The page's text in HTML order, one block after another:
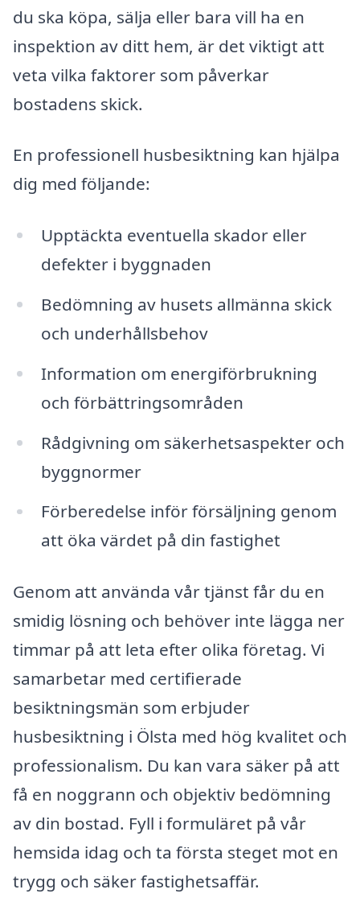
du ska köpa, sälja eller bara vill ha en
inspektion av ditt hem, är det viktigt att
veta vilka faktorer som påverkar
bostadens skick.
En professionell husbesiktning kan hjälpa
dig med följande:
Upptäckta eventuella skador eller
defekter i byggnaden
Bedömning av husets allmänna skick
och underhållsbehov
Information om energiförbrukning
och förbättringsområden
Rådgivning om säkerhetsaspekter och
byggnormer
Förberedelse inför försäljning genom
att öka värdet på din fastighet
Genom att använda vår tjänst får du en
smidig lösning och behöver inte lägga ner
timmar på att leta efter olika företag. Vi
samarbetar med certifierade
besiktningsmän som erbjuder
husbesiktning i Ölsta med hög kvalitet och
professionalism. Du kan vara säker på att
få en noggrann och objektiv bedömning
av din bostad. Fyll i formuläret på vår
hemsida idag och ta första steget mot en
trygg och säker fastighetsaffär.